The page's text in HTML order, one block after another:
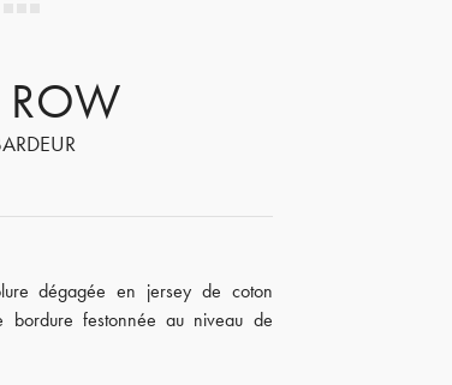
ROW
dégagée en jersey de coton
bordure festonnée au niveau de